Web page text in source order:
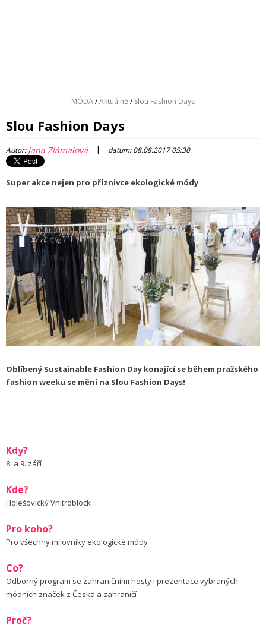
MÓDA/Aktuálně / Slou Fashion Days
Slou Fashion Days
Autor:Jana Zlámalová | datum: 08.08.2017 05:30
Super akce nejen pro příznivce ekologické módy
Oblíbený Sustainable Fashion Day konající se během pražského
fashion weeku se mění na Slou Fashion Days!
Kdy?
8. a 9. září
Kde?
Holešovický Vnitroblock
Pro koho?
Pro všechny milovníky ekologické módy
Co?
Odborný program se zahraničními hosty i prezentace vybraných
módních značek z Česka a zahraničí
Proč?